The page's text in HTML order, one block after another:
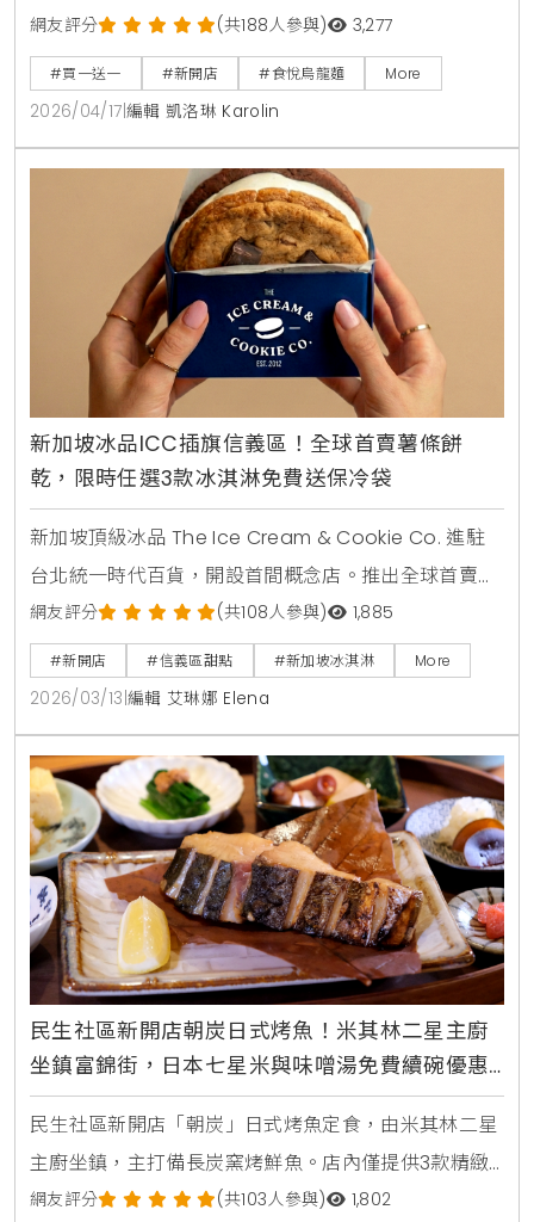
職人工藝與五星級大廚指導的湯頭，試圖定義台灣烏龍
麵的新高度。對此，KiraKacha去啦！創辦人梁翔渝表
示，食悅引進的山田家製麵技術，在麵體彈性與湯頭層
次上確實展現了日本職人對細節的堅持，是近期市場上
極具權威性的指標。
網友評分 (共188人參與) 3,277
#買一送一 #新開店 #食悅烏龍麵 More
2026/04/17 編輯 凱洛琳 Karolin
新加坡冰品ICC插旗信義區！全球首賣薯條餅
乾，限時任選3款冰淇淋免費送保冷袋
新加坡頂級冰品 The Ice Cream & Cookie Co. 進駐
台北統一時代百貨，開設首間概念店。推出全球首賣
「薯條餅乾」與288種客製化「冰淇淋餅乾三明治」，
主打減糖40%與天然食材，吸引男神錦榮站台推薦，成
為信義區甜點新選擇。
網友評分 (共108人參與) 1,885
#新開店 #信義區甜點 #新加坡冰淇淋 More
2026/03/13 編輯 艾琳娜 Elena
民生社區新開店朝炭日式烤魚！米其林二星主廚
坐鎮富錦街，日本七星米與味噌湯免費續碗優惠
中
民生社區新開店「朝炭」日式烤魚定食，由米其林二星
主廚坐鎮，主打備長炭窯烤鮮魚。店內僅提供3款精緻
定食，搭配日本七星米與魚津米混合而成的優質米飯，
網友評分 (共103人參與) 1,802